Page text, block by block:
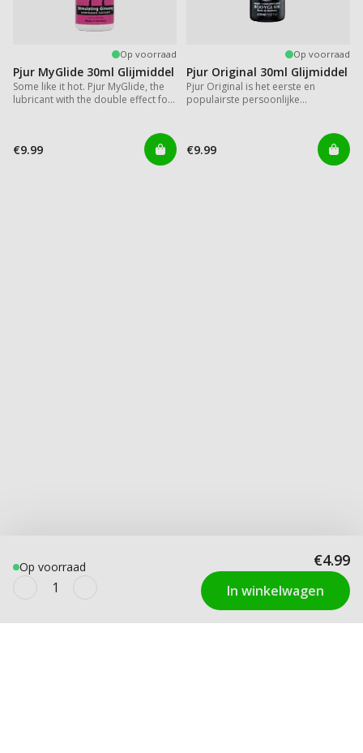
Op voorraad €4.99
In winkelwagen
Op voorraad
Pjur MyGlide 30ml Glijmiddel
Some like it hot. Pjur MyGlide, the
lubricant with the double effect for
€9.99
Op voorraad
Pjur Original 30ml Glijmiddel
Pjur Original is het eerste en
populairste persoonlijke
€9.99